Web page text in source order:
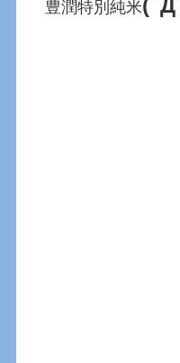
豊潤特別純米(ﾟД